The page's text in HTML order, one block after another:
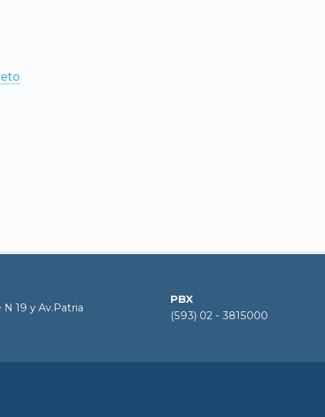
19 y Av.Patria
PBX
(593) 02 - 3815000